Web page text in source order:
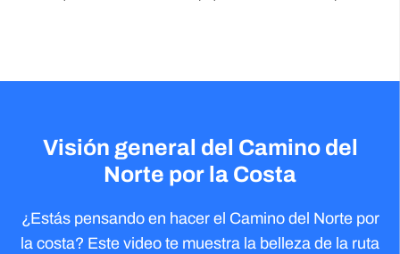
about
Visión general del Camino del
Norte por la Costa
¿Estás pensando en hacer el Camino del Norte por
la costa? Este video te muestra la belleza de la ruta